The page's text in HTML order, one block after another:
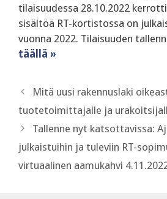
tilaisuudessa 28.10.2022
sisältöä RT-kortistossa on
vuonna 2022. Tilaisuuden
täällä »
Mitä uusi rakennuslaki
tuotetoimittajalle ja
Tallenne nyt katsottavissa:
julkaistuihin ja tuleviin RT-
virtuaalinen aamukahvi